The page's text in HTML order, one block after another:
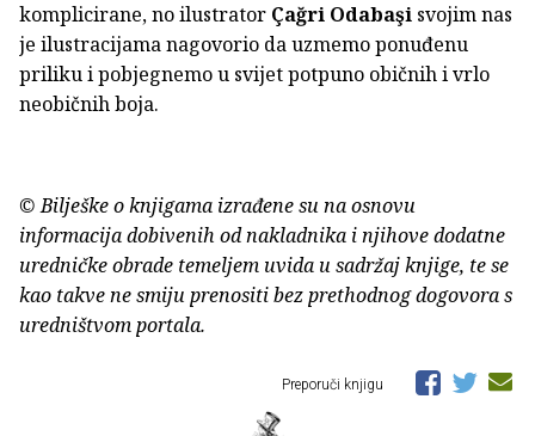
komplicirane, no ilustrator Çağri Odabaşi svojim nas
je ilustracijama nagovorio da uzmemo ponuđenu
priliku i pobjegnemo u svijet potpuno običnih i vrlo
neobičnih boja.
© Bilješke o knjigama izrađene su na osnovu
informacija dobivenih od nakladnika i njihove dodatne
uredničke obrade temeljem uvida u sadržaj knjige, te se
kao takve ne smiju prenositi bez prethodnog dogovora s
uredništvom portala.
Preporuči knjigu